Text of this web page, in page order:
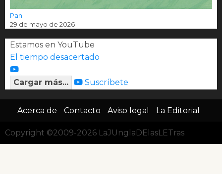
Pan
29 de mayo de 2026
Estamos en YouTube
El tiempo desacertado
Cargar más... Suscríbete
Acerca de Contacto Aviso legal La Editorial
Copyright ©2009-2026 LaJUnglaDElasLETras